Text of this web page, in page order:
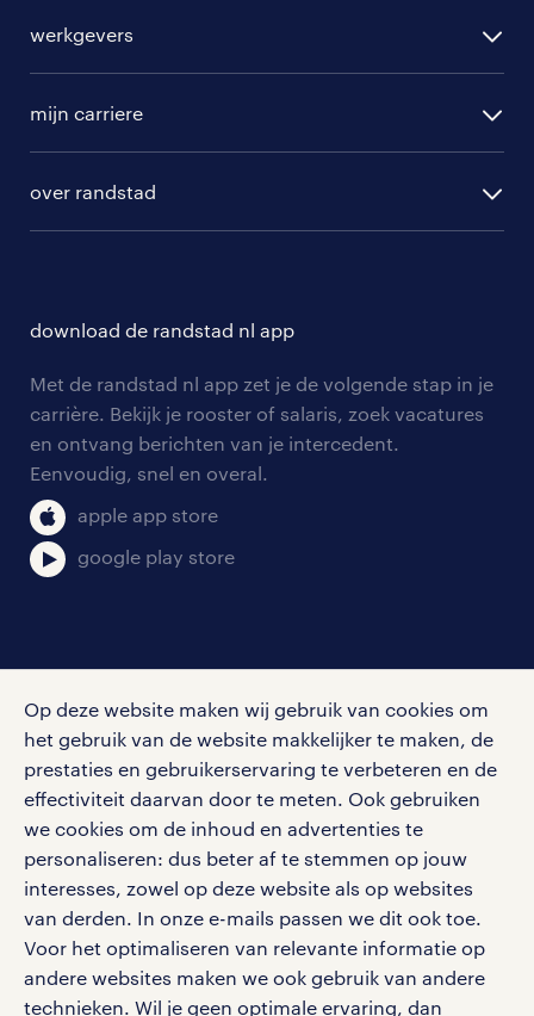
Op deze website maken wij gebruik van cookies om
het gebruik van de website makkelijker te maken, de
prestaties en gebruikerservaring te verbeteren en de
effectiviteit daarvan door te meten. Ook gebruiken
we cookies om de inhoud en advertenties te
personaliseren: dus beter af te stemmen op jouw
interesses, zowel op deze website als op websites
van derden. In onze e-mails passen we dit ook toe.
Voor het optimaliseren van relevante informatie op
andere websites maken we ook gebruik van andere
technieken. Wil je geen optimale ervaring, dan
randstad professional
werkgevers
hr-diensten
tarieven
personeel gezocht
aanmelden nieuwsbrief
mijn carriere
solliciteren
blogs en artikelen
salarischecker
bruto-netto calculator
over randstad
onze vestigingen
pers
download de randstad nl app
Met de randstad nl app zet je de volgende stap in je
carrière. Bekijk je rooster of salaris, zoek vacatures
en ontvang berichten van je intercedent.
Eenvoudig, snel en overal.
apple app store
google play store
Volg ons voor de leukste content omtrent
vacatures, solliciteren en inspiratie.
werken bij randstad
gebruikersvoorwaarden
privacystatement
cookies